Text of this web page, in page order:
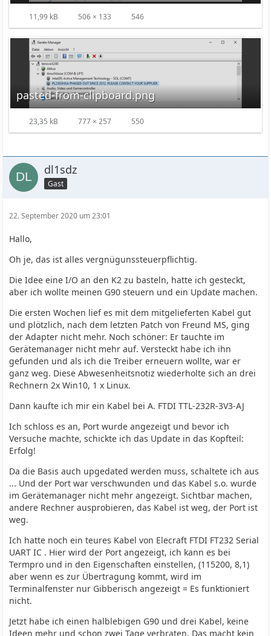
11,99 kB 506 × 133 546
pasted-from-clipboard.png
23,35 kB 777 × 257 550
dl1sdz
Gast
22. September 2020 um 23:01
Hallo,
Oh je, das ist alles vergnügunssteuerpflichtig.
Die Idee eine I/O an den K2 zu basteln, hatte ich gesteckt,
aber ich wollte meinen G90 steuern und ein Update machen.
Die ersten Wochen lief es mit dem mitgelieferten Kabel gut
und plötzlich, nach dem letzten Patch von Freund MS, ging
der Adapter nicht mehr. Noch schöner: Er tauchte im
Gerätemanager nicht mehr auf. Versteckt habe ich ihn
gefunden und als ich die Treiber erneuern wollte, war er
ganz weg. Diese Abwesenheitsnotiz wiederholte sich an drei
Rechnern 2x Win10, 1 x Linux.
Dann kaufte ich mir ein Kabel bei A. FTDI TTL-232R-3V3-AJ
Ich schloss es an, Port wurde angezeigt und bevor ich
Versuche machte, schickte ich das Update in das Kopfteil:
Erfolg!
Da die Basis auch upgedated werden muss, schaltete ich aus
... Und der Port war verschwunden und das Kabel s.o. wurde
im Gerätemanager nicht mehr angezeigt. Sichtbar machen,
andere Rechner ausprobieren, das Kabel ist weg, der Port ist
weg.
Ich hatte noch ein teures Kabel von Elecraft FTDI FT232 Serial
UART IC . Hier wird der Port angezeigt, ich kann es bei
Termpro und in den Eigenschaften einstellen, (115200, 8,1)
aber wenn es zur Übertragung kommt, wird im
Terminalfenster nur Gibberisch angezeigt = Es funktioniert
nicht.
Jetzt habe ich einen halblebigen G90 und drei Kabel, keine
Ideen mehr und schon zwei Tage verbraten. Das macht kein